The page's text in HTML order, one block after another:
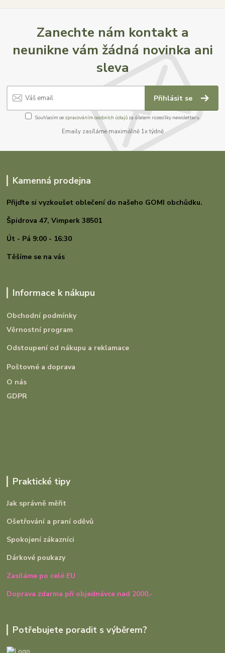
Zanechte nám kontakt a
neunikne vám žádná novinka ani
sleva
Přihlásit se
Souhlasím se zpracováním osobních údajůza účelem rozesílky newsletteru.
Emaily zasíláme maximálně 1x týdně
Kamenná prodejna
Přijďte si vyzkoušet oblečení do našeho GOMI obchůdku.
Špidrova 47,Vimperk 38501
Út - Pá 9:00 - 16:30
Těšíme se na vás
Informace k nákupu
Obchodní podmínky
Věrnostní program
Odstoupení od nákupu a reklamace
Poštovné a doprava
O nás
GDPR
Praktické tipy
Jak správně měřit
Ošetřování a praní oděvů
Spokojení zákazníci
Dárkové poukazy
Zasíláme po celé EU
Doprava zdarma při objednávce nad 2000,-
Potřebujete poradit s výběrem?